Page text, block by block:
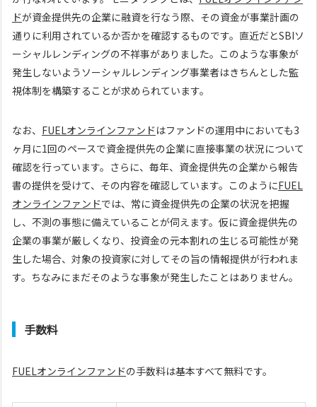
ドが資金提供先の企業に融資を行なう際、その資金が事業計画の
通りに利用されているか否かを確認するものです。直近だとSBIソ
ーシャルレンディングの不祥事がありました。このような事象が
発生しないようソーシャルレンディング事業者はきちんとした監
視体制を構築することが求められています。
なお、 FUELオンラインファンド はファンドの運用中においても3
ヶ月に1回のペースで資金提供先の企業に直接事業の状況について
確認を行っています。さらに、毎年、資金提供先の企業から報告
書の提供を受けて、その内容を確認しています。このようにFUEL
オンラインファンドでは、常に資金提供先の企業の状況を把握
し、不測の事態に備えていることが伺えます。仮に資金提供先の
企業の事業が厳しくなり、投資金の元本割れの生じる可能性が発
生した場合、対象の投資家に対してその旨の情報提供が行われま
す。ちなみにまだそのような事象が発生したことはありません。
手数料
FUELオンラインファンドの手数料は基本すべて無料です。